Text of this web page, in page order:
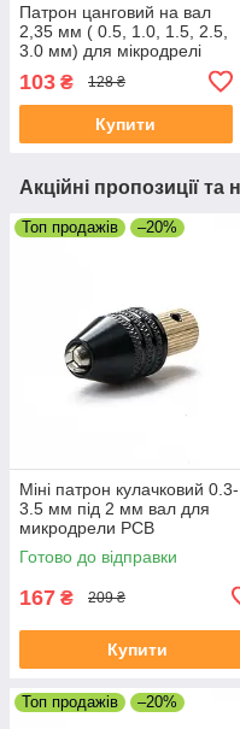
Патрон цанговий на вал
2,35 мм ( 0.5, 1.0, 1.5, 2.5,
3.0 мм) для мікродрелі
103 ₴ 128 ₴
Купити
Акційні пропозиції та
Топ продажів –20%
Міні патрон кулачковий 0.3-
3.5 мм під 2 мм вал для
микродрели PCB
Готово до відправки
167 ₴ 209 ₴
Купити
Топ продажів –20%